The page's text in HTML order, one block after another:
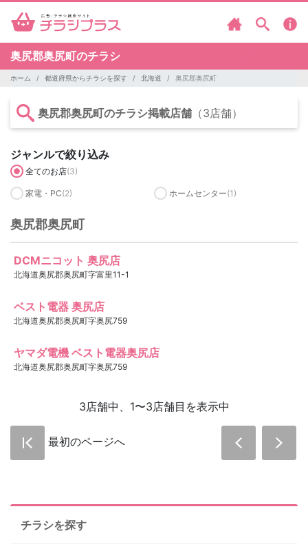
奥尻郡奥尻町のチラシ
ホーム 都道府県からチラシを探す 北海道 奥尻郡奥尻町
奥尻郡奥尻町のチラシ掲載店舗 （3店舗）
ジャンルで絞り込み
全てのお店(3)
家電・PC(2) ホームセンター(1)
奥尻郡奥尻町
DCMニコット 奥尻店
北海道奥尻郡奥尻町字富里11-1
ベスト電器 奥尻店
北海道奥尻郡奥尻町字奥尻759
ヤマダ電機 ベスト電器奥尻店
北海道奥尻郡奥尻町字奥尻759
3店舗中、1〜3店舗目を表示中
最初のページへ
チラシを探す